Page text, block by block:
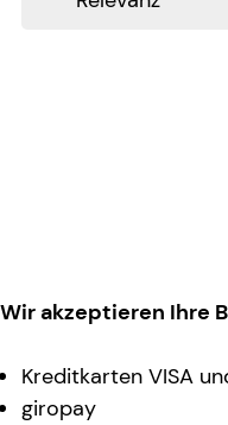
Wir akzeptieren Ihre
Kreditkarten VISA
giropay